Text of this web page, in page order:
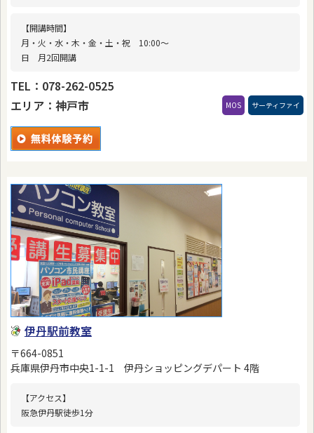
【開講時間】
月・火・水・木・金・土・祝 10:00〜
日 月2回開講
TEL：078-262-0525
エリア：神戸市
サーティファイ
MOS
伊丹駅前教室
〒664-0851
兵庫県伊丹市中央1-1-1 伊丹ショッピングデパート 4階
【アクセス】
阪急伊丹駅徒歩1分